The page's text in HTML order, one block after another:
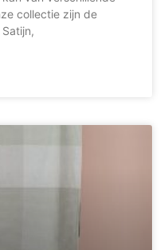
collectie zijn de